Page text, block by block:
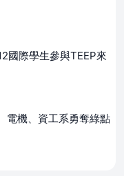
國際學生參與TEEP來
機、資工系勇奪綠點